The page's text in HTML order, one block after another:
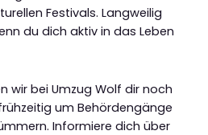
Festivals. Langweilig
du dich aktiv in das Leben
wir bei Umzug Wolf dir noch
um Behördengänge
Informiere dich über